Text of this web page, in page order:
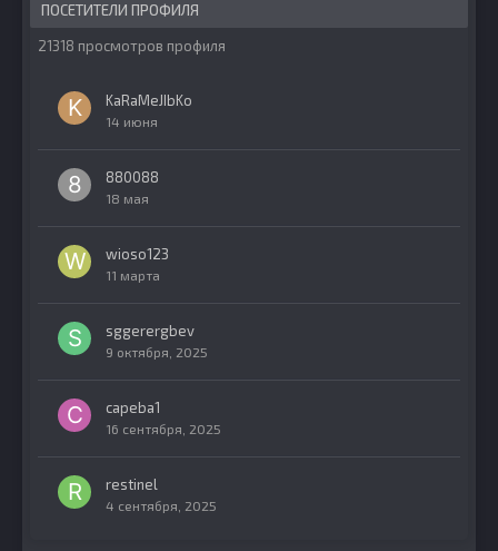
ПОСЕТИТЕЛИ ПРОФИЛЯ
21318 просмотров профиля
KaRaMeJIbKo
14 июня
880088
18 мая
wioso123
11 марта
sggerergbev
9 октября, 2025
capeba1
16 сентября, 2025
restinel
4 сентября, 2025